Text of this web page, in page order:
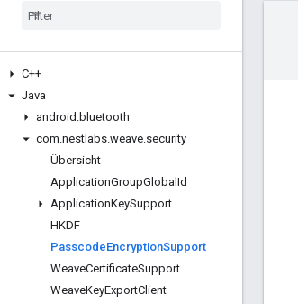
C++
Java
android .bluetooth
com.nestlabs.weave.security
Übersicht
ApplicationGroupGlobal Id
ApplicationKeySupport
HKDF
PasscodeEncryptionSupport
WeaveCertificateSupport
WeaveKeyExportClient